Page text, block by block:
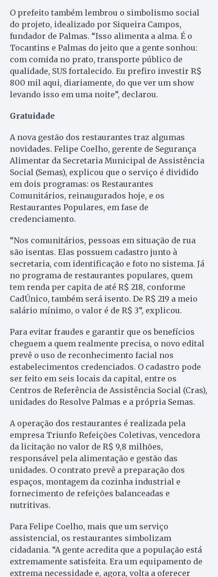
O prefeito também lembrou o simbolismo social
do projeto, idealizado por Siqueira Campos,
fundador de Palmas. “Isso alimenta a alma. É o
Tocantins e Palmas do jeito que a gente sonhou:
com comida no prato, transporte público de
qualidade, SUS fortalecido. Eu prefiro investir R$
800 mil aqui, diariamente, do que ver um show
levando isso em uma noite”, declarou.
Gratuidade
A nova gestão dos restaurantes traz algumas
novidades. Felipe Coelho, gerente de Segurança
Alimentar da Secretaria Municipal de Assistência
Social (Semas), explicou que o serviço é dividido
em dois programas: os Restaurantes
Comunitários, reinaugurados hoje, e os
Restaurantes Populares, em fase de
credenciamento.
“Nos comunitários, pessoas em situação de rua
são isentas. Elas possuem cadastro junto à
secretaria, com identificação e foto no sistema. Já
no programa de restaurantes populares, quem
tem renda per capita de até R$ 218, conforme
CadÚnico, também será isento. De R$ 219 a meio
salário mínimo, o valor é de R$ 3”, explicou.
Para evitar fraudes e garantir que os benefícios
cheguem a quem realmente precisa, o novo edital
prevê o uso de reconhecimento facial nos
estabelecimentos credenciados. O cadastro pode
ser feito em seis locais da capital, entre os
Centros de Referência de Assistência Social (Cras),
unidades do Resolve Palmas e a própria Semas.
A operação dos restaurantes é realizada pela
empresa Triunfo Refeições Coletivas, vencedora
da licitação no valor de R$ 9,8 milhões,
responsável pela alimentação e gestão das
unidades. O contrato prevê a preparação dos
espaços, montagem da cozinha industrial e
fornecimento de refeições balanceadas e
nutritivas.
Para Felipe Coelho, mais que um serviço
assistencial, os restaurantes simbolizam
cidadania. “A gente acredita que a população está
extremamente satisfeita. Era um equipamento de
extrema necessidade e, agora, volta a oferecer